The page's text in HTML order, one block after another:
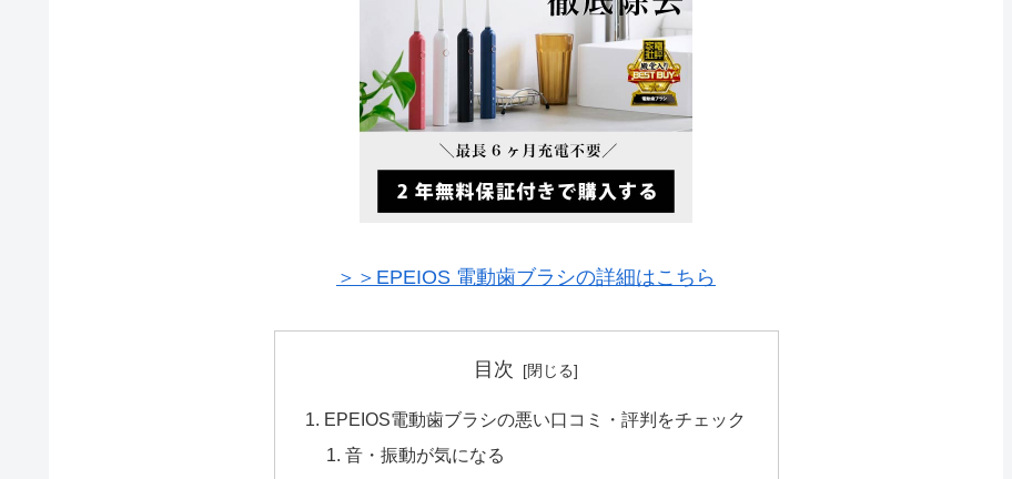
＞＞EPEIOS 電動歯ブラシの詳細はこちら
目次
EPEIOS電動歯ブラシの悪い口コミ・評判をチェック
音・振動が気になる